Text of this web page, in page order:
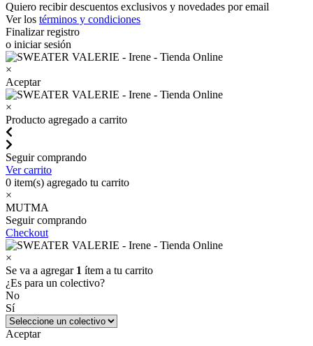
Quiero recibir descuentos exclusivos y novedades por email
Ver los términos y condiciones
Finalizar registro
o iniciar sesión
×
Aceptar
×
Producto agregado a carrito
Seguir comprando
Ver carrito
0 item(s) agregado tu carrito
×
MUTMA
Seguir comprando
Checkout
×
Se va a agregar 1 ítem a tu carrito
¿Es para un colectivo?
No
Sí
Aceptar